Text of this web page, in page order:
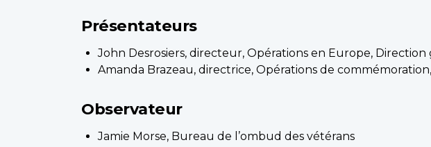
Présentateurs
John Desrosiers, directeur, Opérations en Europe,
Amanda Brazeau, directrice, Opérations de
Observateur
Jamie Morse, Bureau de l’ombud des vétérans